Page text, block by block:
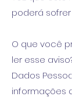
poderá
O que você
ler esse
Dados
informações